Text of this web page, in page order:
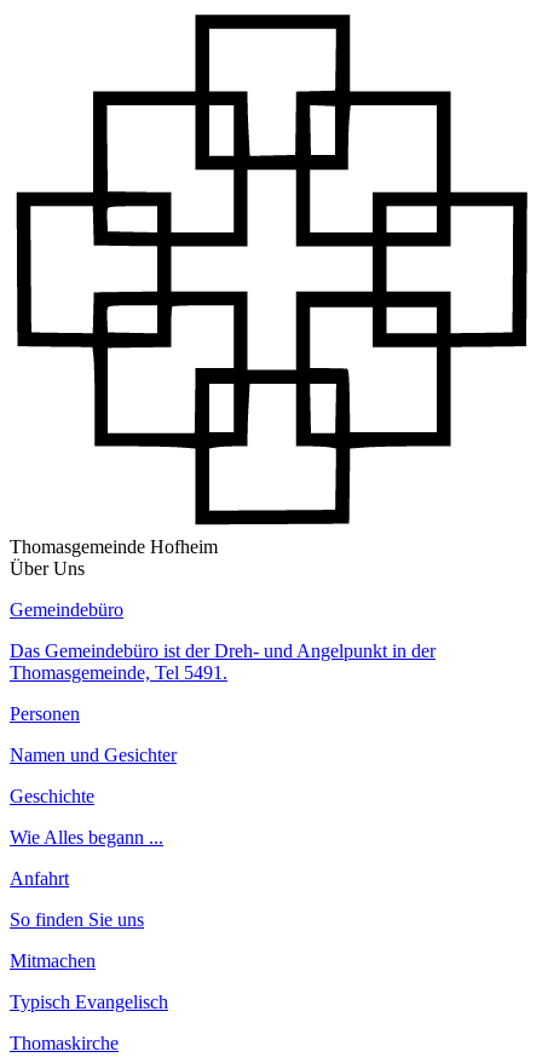
Thomasgemeinde Hofheim
Über Uns
Gemeindebüro
Das Gemeindebüro ist der Dreh- und Angelpunkt in der
Thomasgemeinde, Tel 5491.
Personen
Namen und Gesichter
Geschichte
Wie Alles begann ...
Anfahrt
So finden Sie uns
Mitmachen
Typisch Evangelisch
Thomaskirche